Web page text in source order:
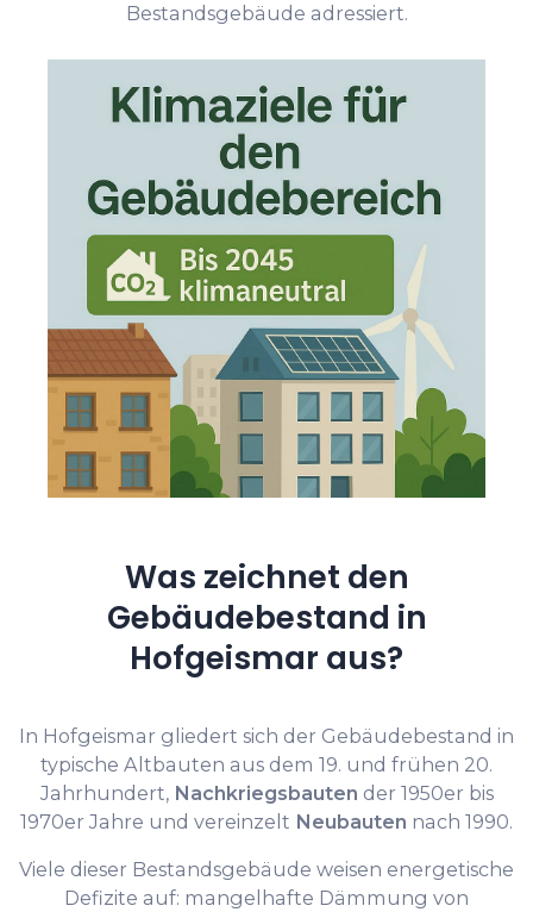
Bestandsgebäude adressiert.
Was zeichnet den
Gebäudebestand in
Hofgeismar aus?
In Hofgeismar gliedert sich der Gebäudebestand in
typische Altbauten aus dem 19. und frühen 20.
Jahrhundert, Nachkriegsbauten der 1950er bis
1970er Jahre und vereinzelt Neubauten nach 1990.
Viele dieser Bestandsgebäude weisen energetische
Defizite auf: mangelhafte Dämmung von